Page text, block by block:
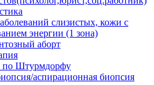
слизистых, кожи с
энергии (1 зона)
аборт
по Штурмдорфу
аспирационная биопсия